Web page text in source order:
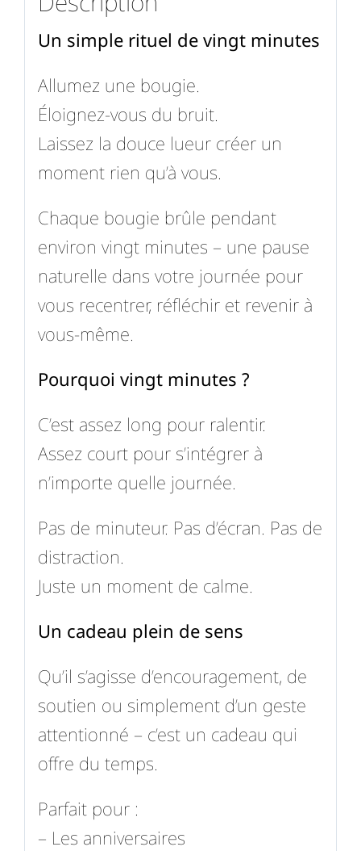
Un simple rituel de vingt minutes
Allumez une bougie.
Éloignez-vous du bruit.
Laissez la douce lueur créer un
moment rien qu’à vous.
Chaque bougie brûle pendant
environ vingt minutes – une pause
naturelle dans votre journée pour
vous recentrer, réfléchir et revenir à
vous-même.
Pourquoi vingt minutes ?
C’est assez long pour ralentir.
Assez court pour s’intégrer à
n’importe quelle journée.
Pas de minuteur. Pas d’écran. Pas de
distraction.
Juste un moment de calme.
Un cadeau plein de sens
Qu’il s’agisse d’encouragement, de
soutien ou simplement d’un geste
attentionné – c’est un cadeau qui
offre du temps.
Parfait pour :
– Les anniversaires